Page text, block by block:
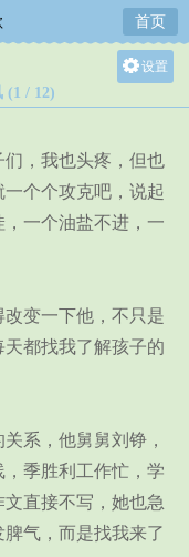
首页
设置
中
小
(1 / 12)
，我也头疼，但也
个个攻克吧，说起
一个油盐不进，一
变一下他，不只是
都找我了解孩子的
系，他舅舅刘铮，
季胜利工作忙，学
直接不写，她也急
气，而是找我来了